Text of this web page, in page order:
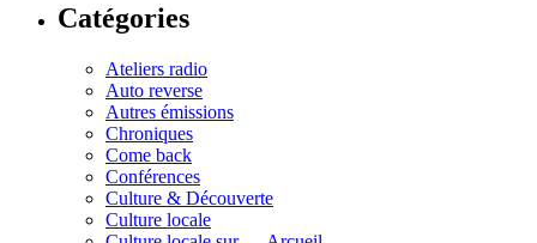
Catégories
Ateliers radio
Auto reverse
Autres émissions
Chroniques
Come back
Conférences
Culture & Découverte
Culture locale